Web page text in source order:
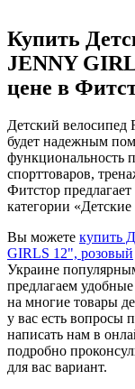
Купить
JENNY
цене в
Детский
будет надежным
функциональность
спорттоваров,
Фитстор
категории
Вы можете купить
GIRLS 12", розовый
Украине
предлагаем
на многие товары
у вас есть вопросы
написать нам в
подробно
для вас вариант.